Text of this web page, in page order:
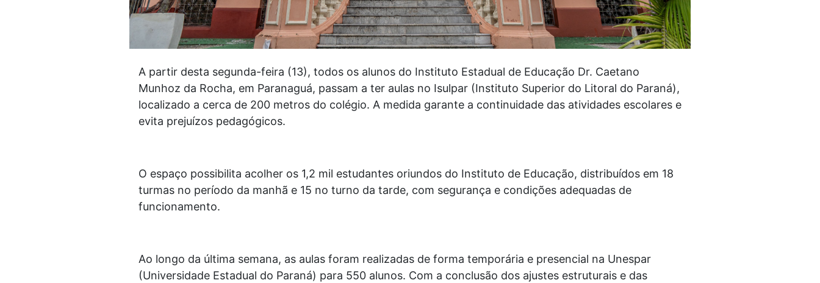
A partir desta segunda-feira (13), todos os alunos do Instituto Estadual de Educação Dr. Caetano
Munhoz da Rocha, em Paranaguá, passam a ter aulas no Isulpar (Instituto Superior do Litoral do Paraná),
localizado a cerca de 200 metros do colégio. A medida garante a continuidade das atividades escolares e
evita prejuízos pedagógicos.
O espaço possibilita acolher os 1,2 mil estudantes oriundos do Instituto de Educação, distribuídos em 18
turmas no período da manhã e 15 no turno da tarde, com segurança e condições adequadas de
funcionamento.
Ao longo da última semana, as aulas foram realizadas de forma temporária e presencial na Unespar
(Universidade Estadual do Paraná) para 550 alunos. Com a conclusão dos ajustes estruturais e das